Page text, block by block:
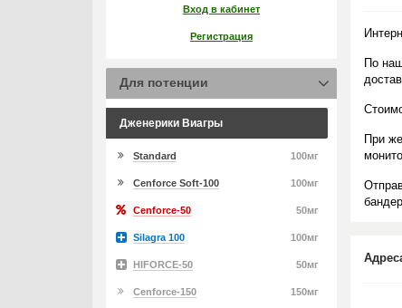
По
При
Вход в кабинет
Регистрация
Для потенции
Дженерики Виагры
100мг
Standard
100мг
Cenforce Soft-100
50мг
Cenforce-50
100мг
Silagra 100
50мг
HIFORCE-50
150мг
Cenforce-150